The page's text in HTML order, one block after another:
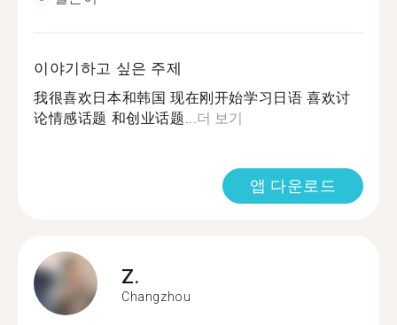
이야기하고 싶은 주제
我很喜欢日本和韩国 现在刚开始学习日语 喜欢讨
论情感话题 和创业话题... 더 보기
앱 다운로드
Z.
Changzhou